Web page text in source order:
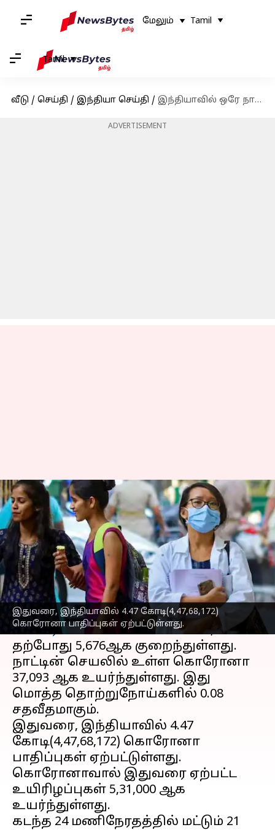
மேலும் Tamil
Tamil
வீடு / செய்தி / இந்தியா செய்தி / இந்தியாவில் ஒரே நாளில் 5,676 கொரோனா பாதிப்பு: 21 பேர் உயிரிழப்பு
ADVERTISEMENT
இதுவரை, இந்தியாவில் 4.47 கோடி(4,47,68,172)
கொரோனா பாதிப்புகள் ஏற்பட்டுள்ளது.
இந்தியாவில் ஒரே நாளில்
5,676 கொரோனா பாதிப்பு:
21 பேர் உயிரிழப்பு
எழுதியவர் Sindhuja SM Apr 11, 2023 11:11 am
செய்தி முன்னோட்டம்
நேற்று(ஏப்-10)5,880ஆக இருந்த தினசரி
கொரோனாவின் எண்ணிக்கை,
தற்போது 5,676ஆக குறைந்துள்ளது.
நாட்டின் செயலில் உள்ள கொரோனா
37,093 ஆக உயர்ந்துள்ளது. இது
மொத்த தொற்றுநோய்களில் 0.08
சதவீதமாகும்.
இதுவரை, இந்தியாவில் 4.47
கோடி(4,47,68,172) கொரோனா
பாதிப்புகள் ஏற்பட்டுள்ளது.
கொரோனாவால் இதுவரை ஏற்பட்ட
உயிரிழப்புகள் 5,31,000 ஆக
உயர்ந்துள்ளது.
கடந்த 24 மணிநேரதத்தில் மட்டும் 21